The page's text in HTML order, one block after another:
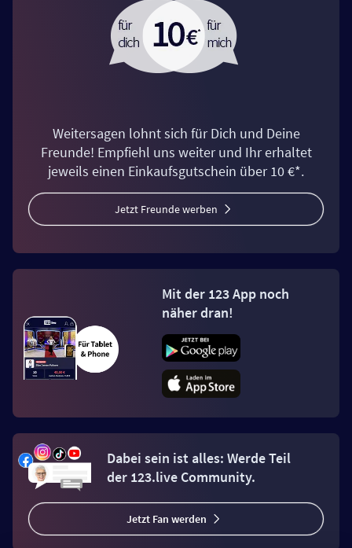
Weitersagen lohnt sich für Dich und Deine
Freunde! Empfiehl uns weiter und Ihr erhaltet
jeweils einen Einkaufsgutschein über 10 €*.
Jetzt Freunde werben
Mit der 123 App noch
näher dran!
Dabei sein ist alles: Werde Teil
der 123.live Community.
Jetzt Fan werden